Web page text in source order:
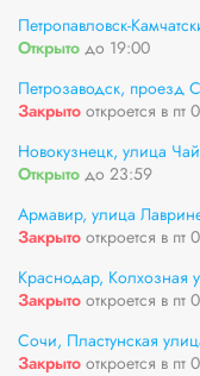
Петропавловск-
Открыто до 19:00
Петрозаводск, проезд
Закрыто откроется в пт
Новокузнецк, улица
Открыто до 23:59
Армавир, улица
Закрыто откроется в пт
Краснодар, Колхозная
Закрыто откроется в пт
Сочи, Пластунская
Закрыто откроется в пт